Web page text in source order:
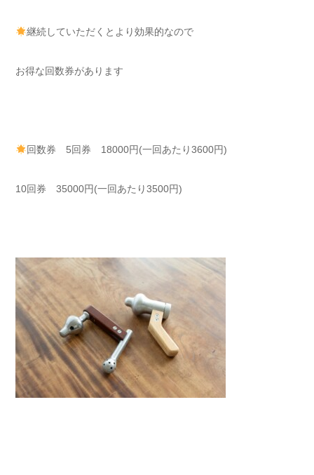
継続していただくと⁡⁡⁡⁡より効果的なので⁡⁡
お得な回数券があります
回数券 5回券 18000円(一回あたり3600円)⁡⁡
10回券 35000円(一回あたり3500円)⁡⁡